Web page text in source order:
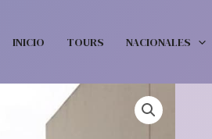
INICIO TOURS NACIONALES